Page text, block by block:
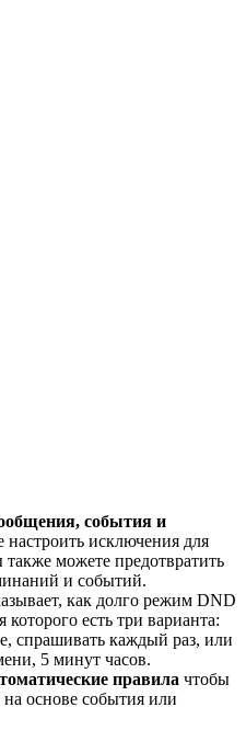
события и
исключения для
можете предотвратить
и событий.
как долго режим DND
есть три варианта:
спрашивать каждый раз, или
5 минут часов.
правила чтобы
основе события или